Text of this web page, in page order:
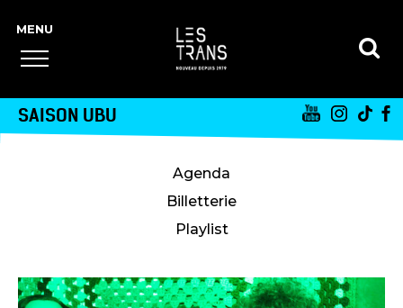
SAISON UBU
Agenda
Billetterie
Playlist